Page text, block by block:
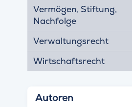
Vermögen, Stiftung,
Nachfolge
Verwaltungsrecht
Wirtschaftsrecht
Autoren